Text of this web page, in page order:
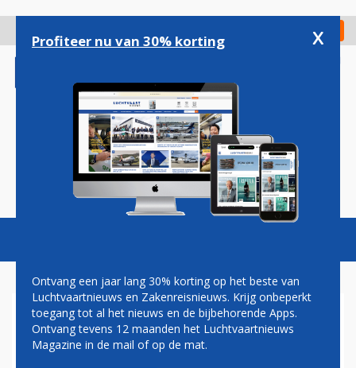
gaan
Check in
Magazine Podcasts Vacatures
EUROPESE RUIMTEVAART
MOET MEER OPLEVEREN
Profiteer nu van 30% korting x
Ontvang een jaar lang 30% korting op het beste van
Luchtvaartnieuws en Zakenreisnieuws. Krijg onbeperkt
toegang tot al het nieuws en de bijbehorende Apps.
Ontvang tevens 12 maanden het Luchtvaartnieuws
Magazine in de mail of op de mat.